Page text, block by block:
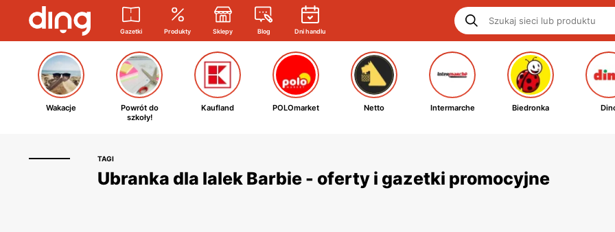
Gazetki Produkty Sklepy Blog Dni handlu
Wakacje
Powrót do
szkoły!
Kaufland POLOmarket Netto Intermarche Biedronka
TAGI
Ubranka dla lalek Barbie - oferty i gazetki promocyjne